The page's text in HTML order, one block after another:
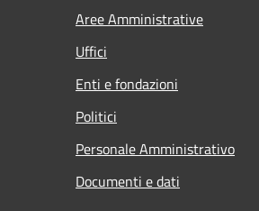
Aree Amministrative
Uffici
Enti e fondazioni
Politici
Personale Amministrativo
Documenti e dati